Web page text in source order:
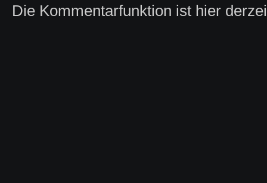
Die Kommentarfunktion ist hier